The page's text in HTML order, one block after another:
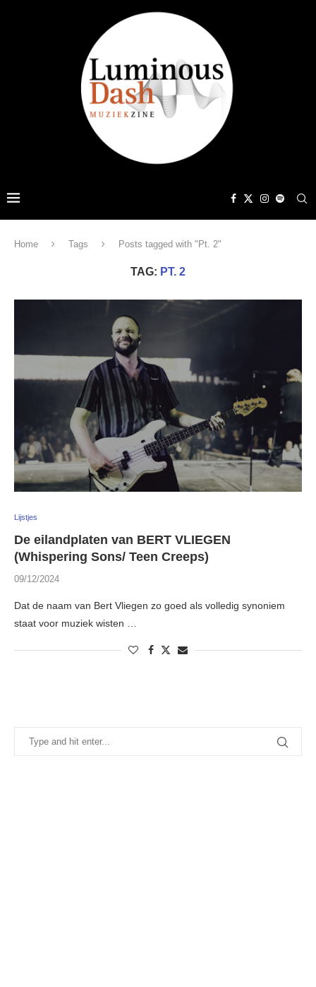
Home Tags Posts tagged with "Pt. 2"
TAG: PT. 2
Lijstjes
De eilandplaten van BERT VLIEGEN
(Whispering Sons/ Teen Creeps)
09/12/2024
Dat de naam van Bert Vliegen zo goed als volledig synoniem
staat voor muziek wisten …